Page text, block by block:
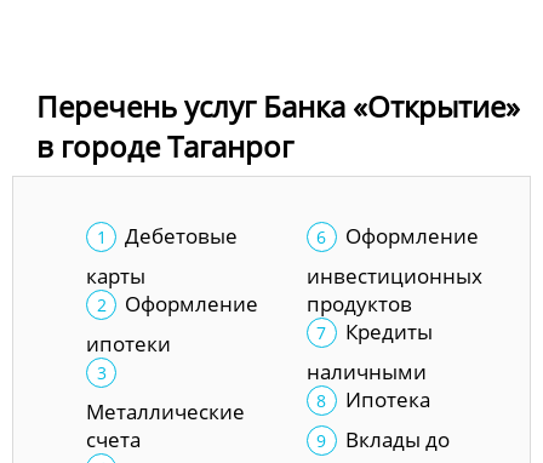
Перечень услуг Банка «Открытие»
в городе Таганрог
Дебетовые
карты
Оформление
ипотеки
Металлические
счета
Оформление
инвестиционных
продуктов
Кредиты
наличными
Ипотека
Вклады до